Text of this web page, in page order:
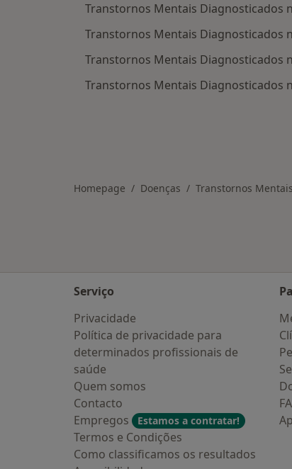
Transtornos Mentais Diagnosticados
Transtornos Mentais Diagnosticados
Transtornos Mentais Diagnosticados
Transtornos Mentais Diagnosticados
Homepage Doenças Transtornos
Serviço
Privacidade
Política de privacidade para
determinados profissionais de
saúde
Quem somos
Contacto
Empregos
Estamos a contratar!
Termos e Condições
Como classificamos os resultados